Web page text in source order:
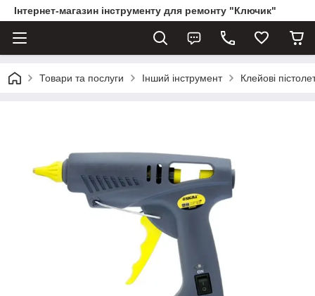
Інтернет-магазин інструменту для ремонту "Ключик"
Товари та послуги Інший інструмент Клейові